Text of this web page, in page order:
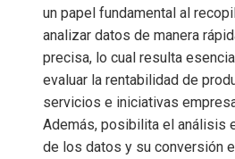
un papel fundamental al
analizar datos de manera
precisa, lo cual resulta
evaluar la rentabilidad de
servicios e iniciativas
Además, posibilita el análisis
de los datos y su conversión